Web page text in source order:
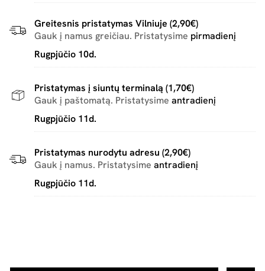
Greitesnis pristatymas Vilniuje (2,90€)
Gauk į namus greičiau. Pristatysime pirmadienį
Rugpjūčio 10d.
Pristatymas į siuntų terminalą (1,70€)
Gauk į paštomatą. Pristatysime antradienį
Rugpjūčio 11d.
Pristatymas nurodytu adresu (2,90€)
Gauk į namus. Pristatysime antradienį
Rugpjūčio 11d.